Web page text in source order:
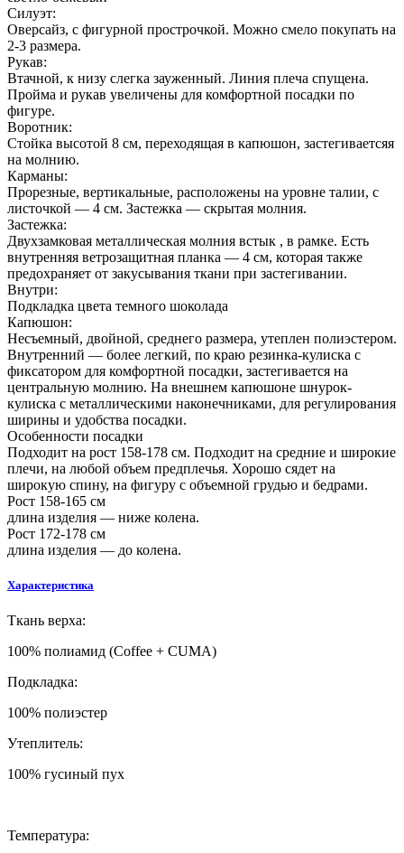
Силуэт:
Оверсайз, с фигурной прострочкой. Можно смело покупать на
2-3 размера.
Рукав:
Втачной, к низу слегка зауженный. Линия плеча спущена.
Пройма и рукав увеличены для комфортной посадки по
фигуре.
Воротник:
Стойка высотой 8 см, переходящая в капюшон, застегиваетсяя
на молнию.
Карманы:
Прорезные, вертикальные, расположены на уровне талии, с
листочкой — 4 см. Застежка — скрытая молния.
Застежка:
Двухзамковая металлическая молния встык , в рамке. Есть
внутренняя ветрозащитная планка — 4 см, которая также
предохраняет от закусывания ткани при застегивании.
Внутри:
Подкладка цвета темного шоколада
Капюшон:
Несъемный, двойной, среднего размера, утеплен полиэстером.
Внутренний — более легкий, по краю резинка-кулиска с
фиксатором для комфортной посадки, застегивается на
центральную молнию. На внешнем капюшоне шнурок-
кулиска с металлическими наконечниками, для регулирования
ширины и удобства посадки.
Особенности посадки
Подходит на рост 158-178 см. Подходит на средние и широкие
плечи, на любой объем предплечья. Хорошо сядет на
широкую спину, на фигуру с объемной грудью и бедрами.
Рост 158-165 см
длина изделия — ниже колена.
Рост 172-178 см
длина изделия — до колена.
Характеристика
Ткань верха:
100% полиамид (Coffee + CUMA)
Подкладка:
100% полиэстер
Утеплитель:
100% гусиный пух
Температура: